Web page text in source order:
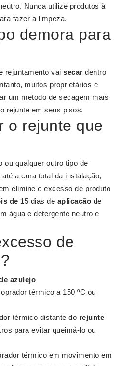
Nunca utilize produtos à
fazer a limpeza.
demora para
rejuntamento vai secar dentro
muitos proprietários e
um método de secagem mais
rejunte em seus pisos.
o rejunte que
ou qualquer outro tipo de
a cura total da instalação,
elimine o excesso de produto
de 15 dias de aplicação de
água e detergente neutro e
de
azulejo
térmico a 150 ºC ou
térmico distante do rejunte
para evitar queimá-lo ou
térmico em movimento em